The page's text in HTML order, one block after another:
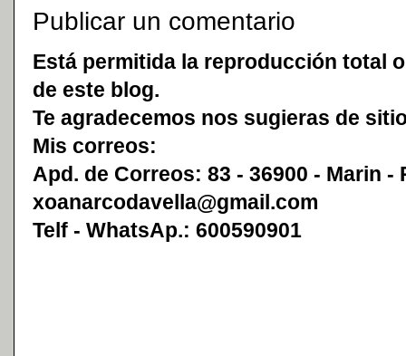
Publicar un comentario
Está permitida la reproducción total
de este blog.
Te agradecemos nos sugieras de
Mis correos:
Apd. de Correos: 83 - 36900 - Marin -
xoanarcodavella@gmail.com
Telf - WhatsAp.: 600590901